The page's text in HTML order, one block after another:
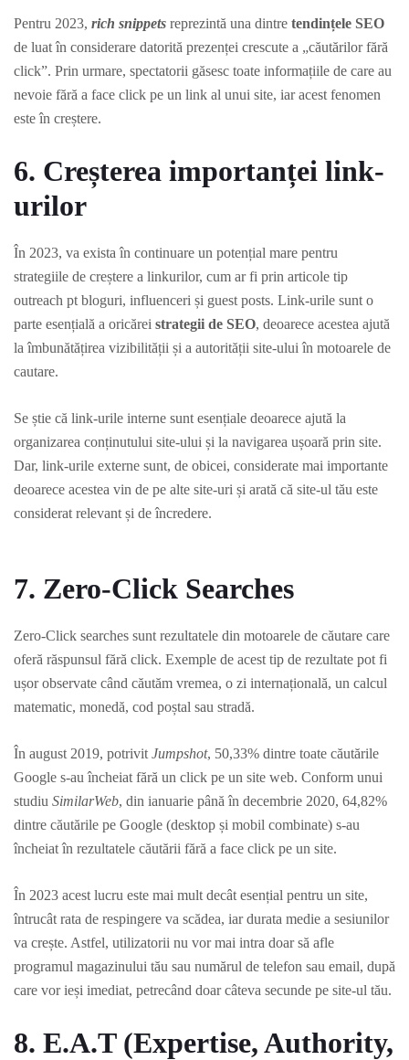
Pentru 2023, rich snippets reprezintă una dintre tendințele SEO
de luat în considerare datorită prezenței crescute a „căutărilor fără
click”. Prin urmare, spectatorii găsesc toate informațiile de care au
nevoie fără a face click pe un link al unui site, iar acest fenomen
este în creștere.
6. Creșterea importanței link-
urilor
În 2023, va exista în continuare un potențial mare pentru
strategiile de creștere a linkurilor, cum ar fi prin articole tip
outreach pt bloguri, influenceri și guest posts. Link-urile sunt o
parte esențială a oricărei strategii de SEO, deoarece acestea ajută
la îmbunătățirea vizibilității și a autorității site-ului în motoarele de
cautare.
Se știe că link-urile interne sunt esențiale deoarece ajută la
organizarea conținutului site-ului și la navigarea ușoară prin site.
Dar, link-urile externe sunt, de obicei, considerate mai importante
deoarece acestea vin de pe alte site-uri și arată că site-ul tău este
considerat relevant și de încredere.
7. Zero-Click Searches
Zero-Click searches sunt rezultatele din motoarele de căutare care
oferă răspunsul fără click. Exemple de acest tip de rezultate pot fi
ușor observate când căutăm vremea, o zi internațională, un calcul
matematic, monedă, cod poștal sau stradă.
În august 2019, potrivit Jumpshot, 50,33% dintre toate căutările
Google s-au încheiat fără un click pe un site web. Conform unui
studiu SimilarWeb, din ianuarie până în decembrie 2020, 64,82%
dintre căutările pe Google (desktop și mobil combinate) s-au
încheiat în rezultatele căutării fără a face click pe un site.
În 2023 acest lucru este mai mult decât esențial pentru un site,
întrucât rata de respingere va scădea, iar durata medie a sesiunilor
va crește. Astfel, utilizatorii nu vor mai intra doar să afle
programul magazinului tău sau numărul de telefon sau email, după
care vor ieși imediat, petrecând doar câteva secunde pe site-ul tău.
8. E.A.T (Expertise, Authority,